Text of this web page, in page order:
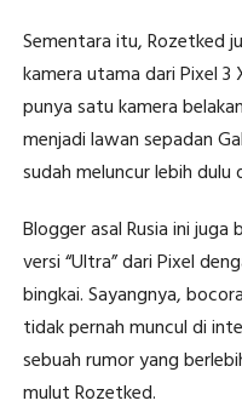
Sementara itu, Rozetked
kamera utama dari Pixel 3
punya satu kamera
menjadi lawan sepadan
sudah meluncur lebih dulu
Blogger asal Rusia ini
versi “Ultra” dari Pixel
bingkai. Sayangnya,
tidak pernah muncul di
sebuah rumor yang
mulut Rozetked.